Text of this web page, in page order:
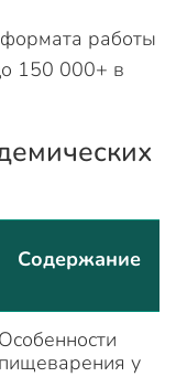
работы
150 000+ в
Содержание
Особенности
пищеварения у